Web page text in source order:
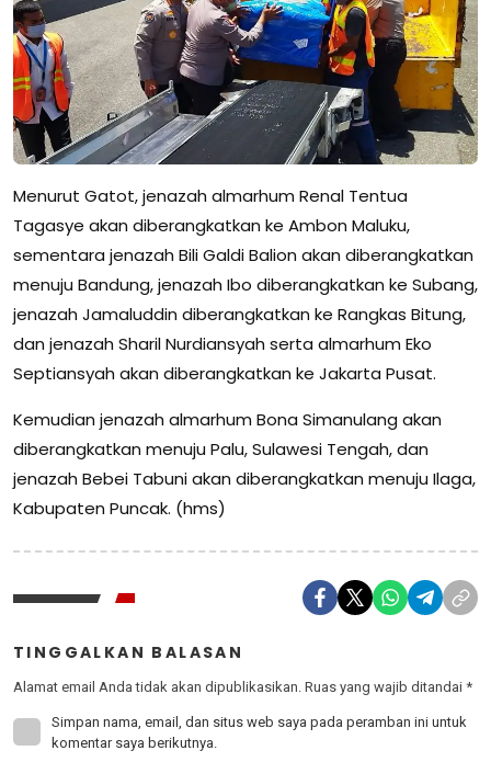
Menurut Gatot, jenazah almarhum Renal Tentua
Tagasye akan diberangkatkan ke Ambon Maluku,
sementara jenazah Bili Galdi Balion akan diberangkatkan
menuju Bandung, jenazah Ibo diberangkatkan ke Subang,
jenazah Jamaluddin diberangkatkan ke Rangkas Bitung,
dan jenazah Sharil Nurdiansyah serta almarhum Eko
Septiansyah akan diberangkatkan ke Jakarta Pusat.
Kemudian jenazah almarhum Bona Simanulang akan
diberangkatkan menuju Palu, Sulawesi Tengah, dan
jenazah Bebei Tabuni akan diberangkatkan menuju Ilaga,
Kabupaten Puncak. (hms)
TINGGALKAN BALASAN
Alamat email Anda tidak akan dipublikasikan. Ruas yang wajib ditandai *
Simpan nama, email, dan situs web saya pada peramban ini untuk
komentar saya berikutnya.